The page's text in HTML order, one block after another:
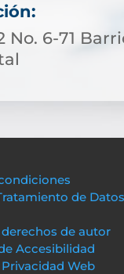
No. 6-71
de Datos
derechos de autor
Accesibilidad
Web